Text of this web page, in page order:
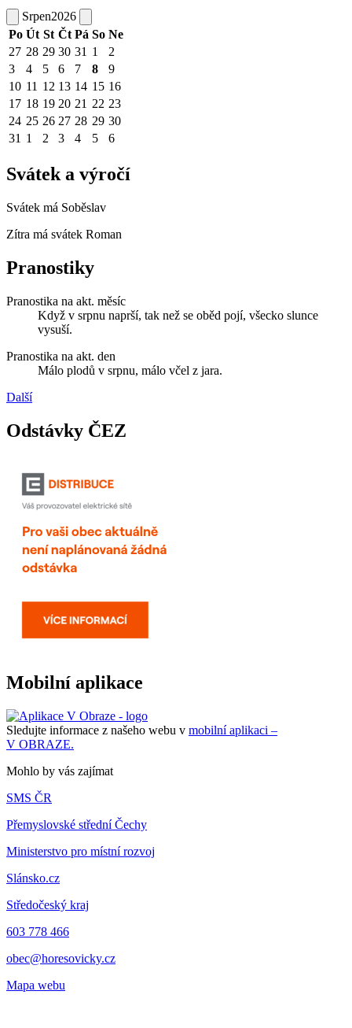
Srpen2026
Po Út St Čt Pá So Ne
27 28 29 30 31 1
2
3
4 5 6 7 8
9
10 11 12 13 14 15 16
17 18 19 20 21 22 23
24 25 26 27 28 29 30
31 1 2 3 4 5 6
Svátek a výročí
Svátek má Soběslav
Zítra má svátek Roman
Pranostiky
Pranostika na akt. měsíc
Když v srpnu naprší, tak než se oběd pojí, všecko slunce
vysuší.
Pranostika na akt. den
Málo plodů v srpnu, málo včel z jara.
Další
Odstávky ČEZ
Mobilní aplikace
Sledujte informace z našeho webu v mobilní aplikaci –
V OBRAZE.
Mohlo by vás zajímat
SMS ČR
Přemyslovské střední Čechy
Ministerstvo pro místní rozvoj
Slánsko.cz
Středočeský kraj
603 778 466
obec@horesovicky.cz
Mapa webu